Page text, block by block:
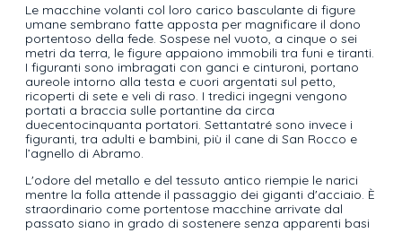
Le macchine volanti col loro carico basculante di figure
umane sembrano fatte apposta per magnificare il dono
portentoso della fede. Sospese nel vuoto, a cinque o sei
metri da terra, le figure appaiono immobili tra funi e tiranti.
I figuranti sono imbragati con ganci e cinturoni, portano
aureole intorno alla testa e cuori argentati sul petto,
ricoperti di sete e veli di raso. I tredici ingegni vengono
portati a braccia sulle portantine da circa
duecentocinquanta portatori. Settantatré sono invece i
figuranti, tra adulti e bambini, più il cane di San Rocco e
l’agnello di Abramo.
L'odore del metallo e del tessuto antico riempie le narici
mentre la folla attende il passaggio dei giganti d'acciaio. È
straordinario come portentose macchine arrivate dal
passato siano in grado di sostenere senza apparenti basi